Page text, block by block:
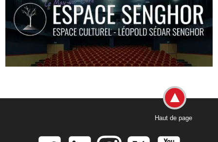
Haut de page